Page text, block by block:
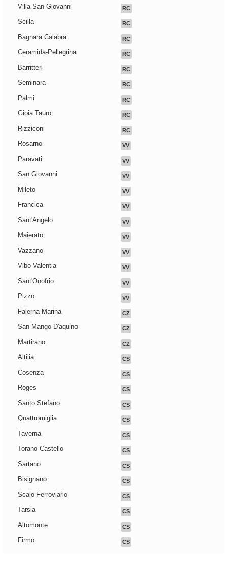
Villa San Giovanni RC
Scilla RC
Bagnara Calabra RC
Ceramida-Pellegrina RC
Barritteri RC
Seminara RC
Palmi RC
Gioia Tauro RC
Rizziconi RC
Rosarno VV
Paravati VV
San Giovanni VV
Mileto VV
Francica VV
Sant'Angelo VV
Maierato VV
Vazzano VV
Vibo Valentia VV
Sant'Onofrio VV
Pizzo VV
Falerna Marina CZ
San Mango D'aquino CZ
Martirano CZ
Altilia CS
Cosenza CS
Roges CS
Santo Stefano CS
Quattromiglia CS
Taverna CS
Torano Castello CS
Sartano CS
Bisignano CS
Scalo Ferroviario CS
Tarsia CS
Altomonte CS
Firmo CS